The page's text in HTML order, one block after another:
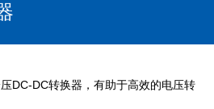
DC-DC转换器，有助于高效的电压转